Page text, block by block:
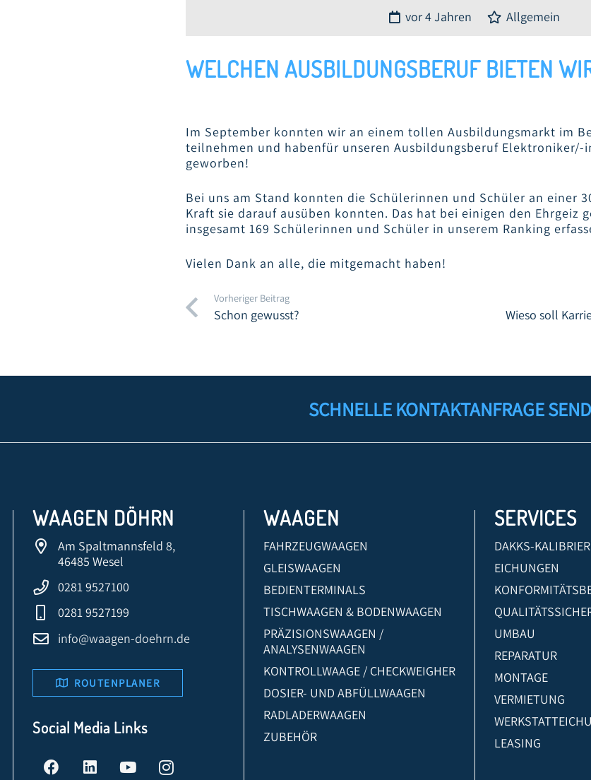
vor 4 Jahren Allgemein
WELCHEN AUSBILDUNGSBERUF BIETEN
Im September konnten wir an einem tollen Ausbildungsmarkt im
teilnehmen und habenfür unseren Ausbildungsberuf Elektroniker/-
geworben!
Bei uns am Stand konnten die Schülerinnen und Schüler an einer
Kraft sie darauf ausüben konnten. Das hat bei einigen den Ehrgeiz
insgesamt 169 Schülerinnen und Schüler in unserem Ranking
Vielen Dank an alle, die mitgemacht haben!
Vorheriger Beitrag
Schon gewusst? Wieso soll
SCHNELLE KONTAKTANFRAGE
WAAGEN DÖHRN
Am Spaltmannsfeld 8,
46485 Wesel
0281 9527100
0281 9527199
info@waagen-doehrn.de
ROUTENPLANER
Social Media Links
WAAGEN
FAHRZEUGWAAGEN
GLEISWAAGEN
BEDIENTERMINALS
TISCHWAAGEN & BODENWAAGEN
PRÄZISIONSWAAGEN /
ANALYSENWAAGEN
KONTROLLWAAGE / CHECKWEIGHER
DOSIER- UND ABFÜLLWAAGEN
RADLADERWAAGEN
ZUBEHÖR
SERVICES
DAKKS-
EICHUNGEN
UMBAU
REPARATUR
MONTAGE
VERMIETUNG
LEASING